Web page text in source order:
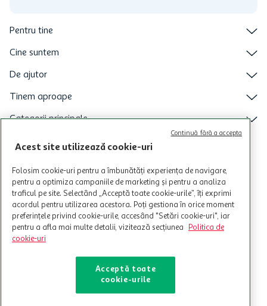
Pentru tine
Cine suntem
De ajutor
Tinem aproape
Categorii principale
Intra acum in aplicatia Auchan
Acest site utilizează cookie-uri
Folosim cookie-uri pentru a îmbunătăți experiența de navigare,
pentru a optimiza campaniile de marketing și pentru a analiza
traficul pe site. Selectând „Acceptă toate cookie-urile”, îți exprimi
acordul pentru utilizarea acestora. Poți gestiona în orice moment
preferințele privind cookie-urile, accesând "Setări cookie-uri", iar
pentru a afla mai multe detalii, vizitează secțiunea
Politica de
cookie-uri
Acceptă toate
cookie-urile
Continuă fără a accepta